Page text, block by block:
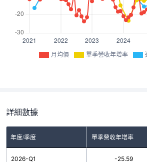
月均價 單季營收年增率
詳細數據
年度/季度 單季營收年增率
2026-Q1 -25.59